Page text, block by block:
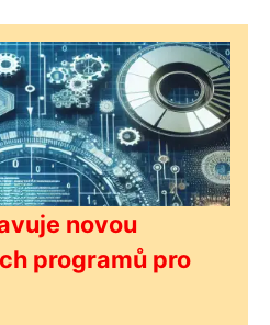
novou
programů pro